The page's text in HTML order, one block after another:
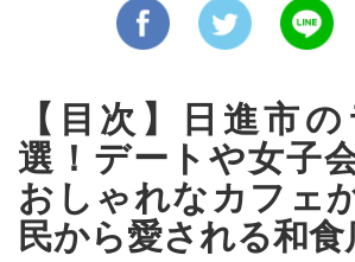
【目次】日進市
選！デートや女子
おしゃれなカフェ
民から愛される和